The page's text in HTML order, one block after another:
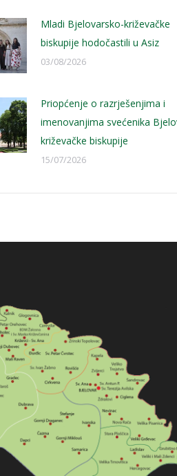
Mladi Bjelovarsko-križevačke
biskupije hodočastili u Asiz
03/08/2026
Priopćenje o razrješenjima i
imenovanjima svećenika
križevačke biskupije
15/07/2026